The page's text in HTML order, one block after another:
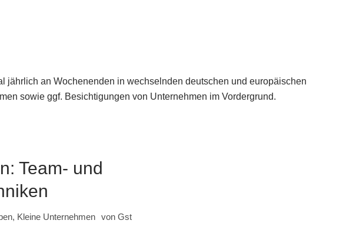
an Wochenenden in wechselnden deutschen und europäischen
sowie ggf. Besichtigungen von Unternehmen im Vordergrund.
Team- und
, Kleine Unternehmen von Gst